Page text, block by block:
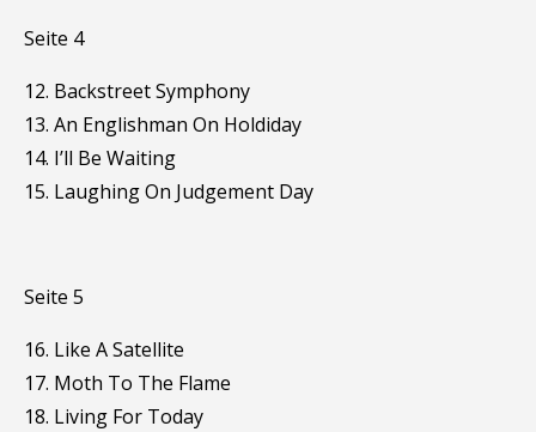
Seite 4
12. Backstreet Symphony
13. An Englishman On Holdiday
14. I’ll Be Waiting
15. Laughing On Judgement Day
Seite 5
16. Like A Satellite
17. Moth To The Flame
18. Living For Today